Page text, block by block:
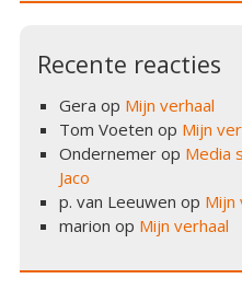
Recente reacties
Gera op Mijn verhaal
Tom Voeten op Mijn
Ondernemer op Media
Jaco
p. van Leeuwen op Mijn
marion op Mijn verhaal